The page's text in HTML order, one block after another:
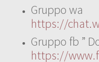
Gruppo wa
https://
Gruppo fb ”
https://